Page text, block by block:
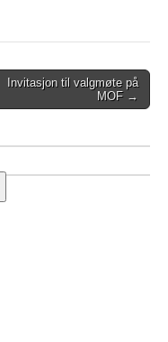
Invitasjon til valgmøte på
MOF →